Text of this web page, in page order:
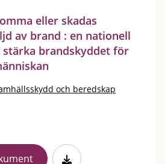
eller skadas
av brand : en nationell
brandskyddet för
och beredskap